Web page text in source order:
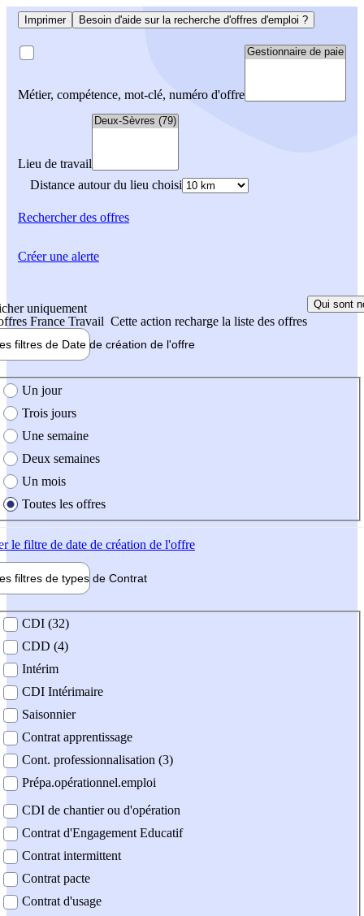
Imprimer Besoin d'aide sur la recherche d'offres d'emploi ?
Métier, compétence, mot-clé, numéro d'offre
Lieu de travail
Distance autour du lieu choisi
Rechercherdes offres
uniquement
France Travail Cette action recharge la liste des offres
Qui sont
filtres de Date de création de l'offre
création de l'offre
Un jour
Trois jours
Une semaine
Deux semaines
Un mois
Toutes les offres
le filtre de date de création de l'offre
filtres de types de Contrat
contrat
CDI (32)
CDD (4)
Intérim
CDI Intérimaire
Saisonnier
Contrat apprentissage
Cont. professionnalisation (3)
Prépa.opérationnel.emploi
CDI de chantier ou d'opération
Contrat d'Engagement Educatif
Contrat intermittent
Contrat pacte
Contrat d'usage
Créer une alerte